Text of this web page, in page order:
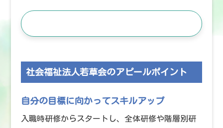
社会福祉法人若草会のアピールポイント
自分の目標に向かってスキルアップ
入職時研修からスタートし、全体研修や階層別研